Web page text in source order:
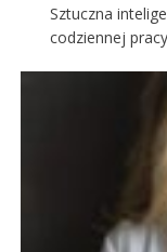
Sztuczna
codziennej